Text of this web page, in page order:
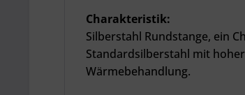
Charakteristik:
Silberstahl Rundstange, ein
Standardsilberstahl mit
Wärmebehandlung.